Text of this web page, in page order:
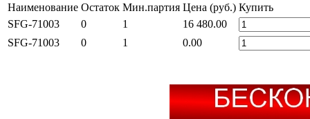
Наименование Остаток Мин.партия Цена (руб.) Купить
SFG-71003
0 1
16 480.00
SFG-71003
0 1 0.00